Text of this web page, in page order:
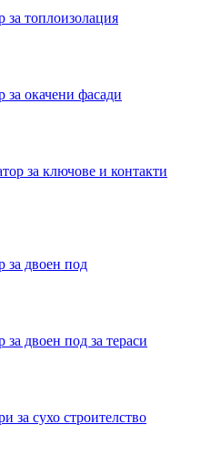
за топлоизолация
за окачени фасади
за ключове и контакти
за двоен под
за двоен под за тераси
за сухо строителство